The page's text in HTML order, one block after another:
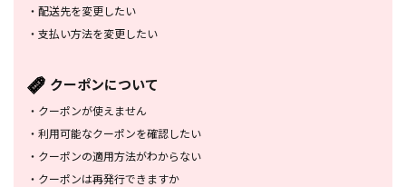
・ 配送先を変更したい
・ 支払い方法を変更したい
クーポンについて
・ クーポンが使えません
・ 利用可能なクーポンを確認したい
・ クーポンの適用方法がわからない
・ クーポンは再発行できますか